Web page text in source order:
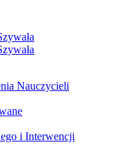
Nauczycieli
i Interwencji